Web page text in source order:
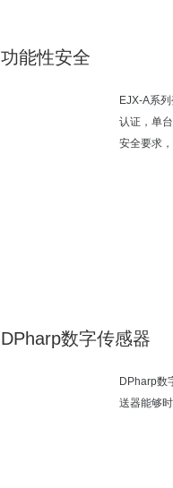
功能性安全
EJX-A系
认证，单
安全要求
DPharp数字传感器
DPharp数
送器能够